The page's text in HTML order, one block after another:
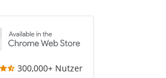
300,000+ Nutzer